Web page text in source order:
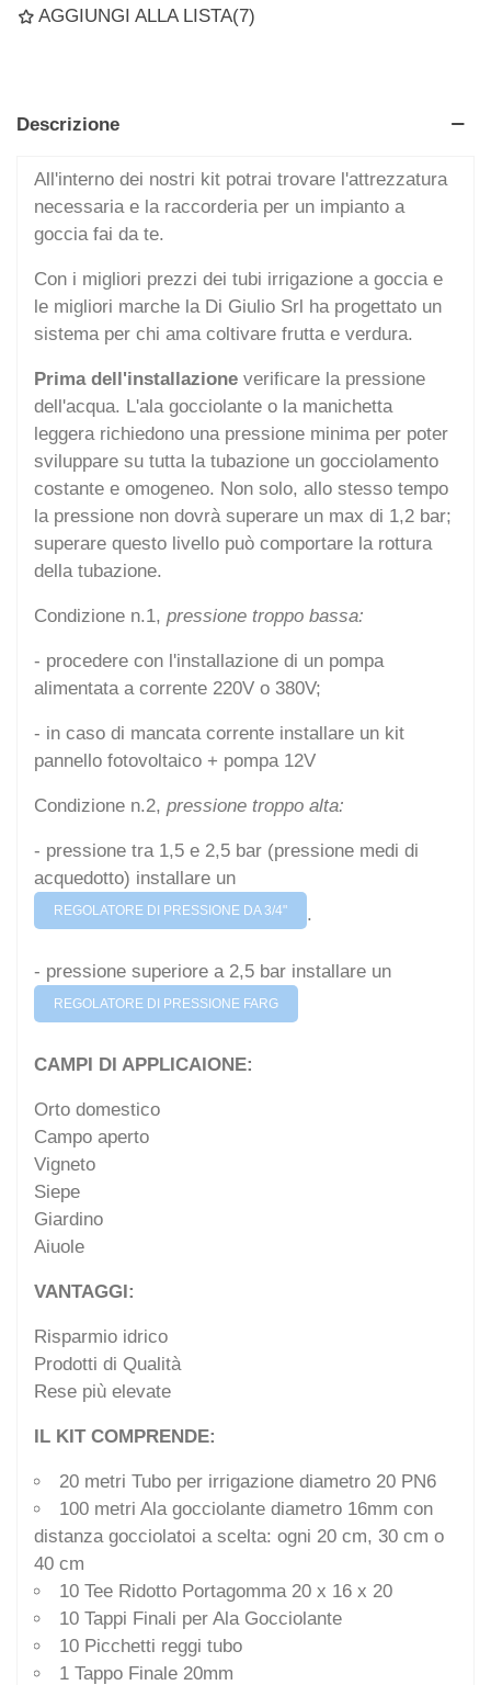
AGGIUNGI ALLA LISTA(7)
Descrizione
All'interno dei nostri kit potrai trovare l'attrezzatura
necessaria e la raccorderia per un impianto a
goccia fai da te.
Con i migliori prezzi dei tubi irrigazione a goccia e
le migliori marche la Di Giulio Srl ha progettato un
sistema per chi ama coltivare frutta e verdura.
Prima dell'installazione verificare la pressione
dell'acqua. L'ala gocciolante o la manichetta
leggera richiedono una pressione minima per poter
sviluppare su tutta la tubazione un gocciolamento
costante e omogeneo. Non solo, allo stesso tempo
la pressione non dovrà superare un max di 1,2 bar;
superare questo livello può comportare la rottura
della tubazione.
Condizione n.1, pressione troppo bassa:
- procedere con l'installazione di un pompa
alimentata a corrente 220V o 380V;
- in caso di mancata corrente installare un kit
pannello fotovoltaico + pompa 12V
Condizione n.2, pressione troppo alta:
- pressione tra 1,5 e 2,5 bar (pressione medi di
acquedotto) installare un
REGOLATORE DI PRESSIONE DA 3/4" .
- pressione superiore a 2,5 bar installare un
REGOLATORE DI PRESSIONE FARG
CAMPI DI APPLICAIONE:
Orto domestico
Campo aperto
Vigneto
Siepe
Giardino
Aiuole
VANTAGGI:
Risparmio idrico
Prodotti di Qualità
Rese più elevate
IL KIT COMPRENDE:
20 metri Tubo per irrigazione diametro 20 PN6
100 metri Ala gocciolante diametro 16mm con
distanza gocciolatoi a scelta: ogni 20 cm, 30 cm o
40 cm
10 Tee Ridotto Portagomma 20 x 16 x 20
10 Tappi Finali per Ala Gocciolante
10 Picchetti reggi tubo
1 Tappo Finale 20mm